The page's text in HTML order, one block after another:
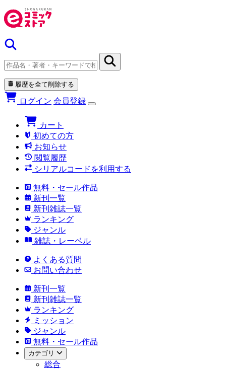
履歴を全て削除する
ログイン 会員登録
カート
初めての方
お知らせ
閲覧履歴
シリアルコードを利用する
無料・セール作品
新刊一覧
新刊雑誌一覧
ランキング
ジャンル
雑誌・レーベル
よくある質問
お問い合わせ
新刊一覧
新刊雑誌一覧
ランキング
ミッション
ジャンル
無料・セール作品
カテゴリ
総合